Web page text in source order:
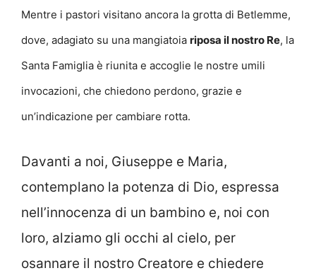
Mentre i pastori visitano ancora la grotta di Betlemme,
dove, adagiato su una mangiatoia riposa il nostro Re, la
Santa Famiglia è riunita e accoglie le nostre umili
invocazioni, che chiedono perdono, grazie e
un’indicazione per cambiare rotta.
Davanti a noi, Giuseppe e Maria,
contemplano la potenza di Dio, espressa
nell’innocenza di un bambino e, noi con
loro, alziamo gli occhi al cielo, per
osannare il nostro Creatore e chiedere